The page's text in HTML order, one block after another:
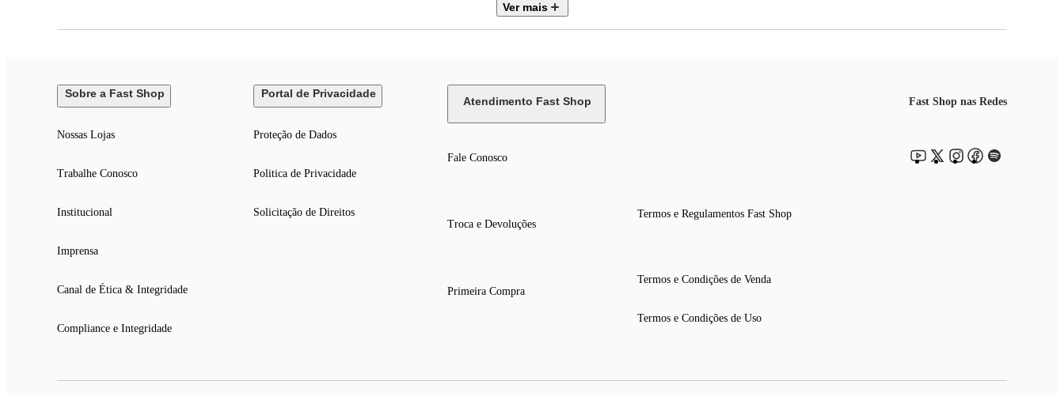
Ver mais
Sobre a Fast Shop
Nossas Lojas
Trabalhe Conosco
Institucional
Imprensa
Canal de Ética & Integridade
Compliance e Integridade
Portal de Privacidade
Proteção de Dados
Politica de Privacidade
Solicitação de Direitos
Atendimento Fast Shop
Fale Conosco
Troca e Devoluções
Primeira Compra
Termos e Regulamentos Fast Shop
Termos e Condições de Venda
Termos e Condições de Uso
Fast Shop nas Redes